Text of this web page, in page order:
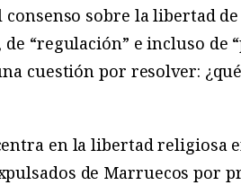
sobre la libertad
“regulación” e incluso
cuestión por resolver:
en la libertad religiosa
de Marruecos por